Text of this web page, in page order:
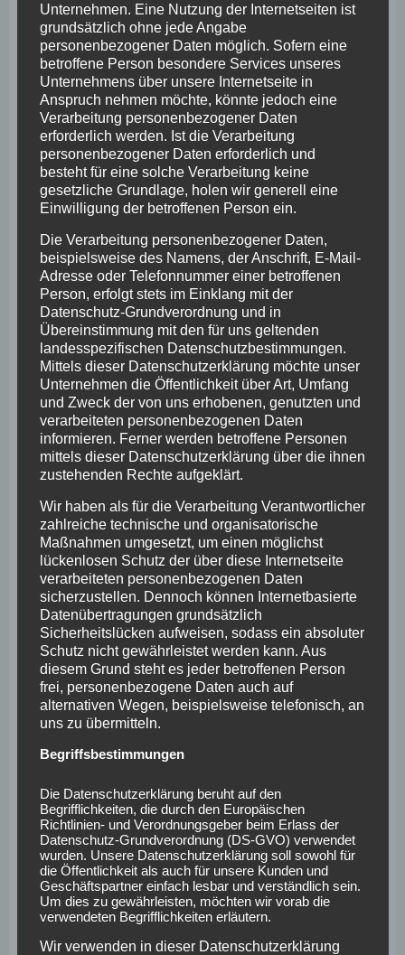
dieser Phase führen wir im Rahmen eines Workshops
erstmals das gegründete „Steuergremium BGM“
zusammen. Die Mitglieder werden unter meiner
Anleitung ein einheitliches Verständnis von Betrieblicher
Gesundheitsförderung erlangen, grundlegende Ziele
erarbeiten und sich im Hinblick auf das künftige
Vorgehen synchronisieren. Ausgangspunkt sind zwei
Kernanforderungen:
Einflüssen,
Förderung von gesundheitserzeugenden
(salutogenetischen) Faktoren.
Es entsteht dabei Ihr betriebseigenes
Gesundheitsmanagementhandbuch, das künftig der
Dokumentation und als Handlungsanleitung für den
Betrieblichen Gesundheitsförderungsprozess dient. Es
werden alle Einzelheiten der organisatorischen und
zeitlichen Abläufe, sowie Aufgaben und Zuständigkeiten
geregelt. Somit sind auch die Verantwortlichkeiten der
nachvollziehbar definiert.
Auch die Erarbeitung des Handbuches ist nachhaltig als
Prozess zu verstehen, der fortlaufend optimiert wird.
Denn auch nachdem der Maßnahmenkatalog im
Idealfall als Betriebsvereinbarung offiziell beschlossen
wird, ändern sich fortwährend die Einflussfaktoren auf
den Gesundheitsförderungsprozess.
Unternehmen. Eine Nutzung der Internetseiten ist
grundsätzlich ohne jede Angabe
personenbezogener Daten möglich. Sofern eine
betroffene Person besondere Services unseres
Unternehmens über unsere Internetseite in
Anspruch nehmen möchte, könnte jedoch eine
Verarbeitung personenbezogener Daten
erforderlich werden. Ist die Verarbeitung
personenbezogener Daten erforderlich und
besteht für eine solche Verarbeitung keine
gesetzliche Grundlage, holen wir generell eine
Einwilligung der betroffenen Person ein.
Die Verarbeitung personenbezogener Daten,
beispielsweise des Namens, der Anschrift, E-Mail-
Adresse oder Telefonnummer einer betroffenen
Person, erfolgt stets im Einklang mit der
Datenschutz-Grundverordnung und in
Übereinstimmung mit den für uns geltenden
landesspezifischen Datenschutzbestimmungen.
Mittels dieser Datenschutzerklärung möchte unser
Unternehmen die Öffentlichkeit über Art, Umfang
und Zweck der von uns erhobenen, genutzten und
verarbeiteten personenbezogenen Daten
informieren. Ferner werden betroffene Personen
mittels dieser Datenschutzerklärung über die ihnen
zustehenden Rechte aufgeklärt.
Wir haben als für die Verarbeitung Verantwortlicher
zahlreiche technische und organisatorische
Maßnahmen umgesetzt, um einen möglichst
lückenlosen Schutz der über diese Internetseite
verarbeiteten personenbezogenen Daten
sicherzustellen. Dennoch können Internetbasierte
Datenübertragungen grundsätzlich
Sicherheitslücken aufweisen, sodass ein absoluter
Schutz nicht gewährleistet werden kann. Aus
diesem Grund steht es jeder betroffenen Person
frei, personenbezogene Daten auch auf
alternativen Wegen, beispielsweise telefonisch, an
uns zu übermitteln.
Begriffsbestimmungen
Die Datenschutzerklärung beruht auf den
Begrifflichkeiten, die durch den Europäischen
Richtlinien- und Verordnungsgeber beim Erlass der
Datenschutz-Grundverordnung (DS-GVO) verwendet
wurden. Unsere Datenschutzerklärung soll sowohl für
die Öffentlichkeit als auch für unsere Kunden und
Geschäftspartner einfach lesbar und verständlich sein.
Um dies zu gewährleisten, möchten wir vorab die
verwendeten Begrifflichkeiten erläutern.
Wir verwenden in dieser Datenschutzerklärung